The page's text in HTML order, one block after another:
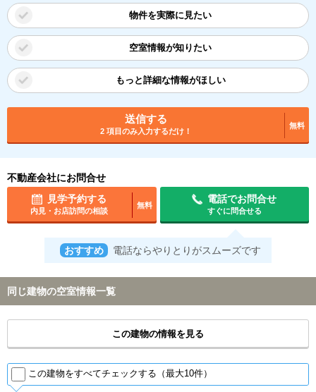
物件を実際に見たい
空室情報が知りたい
もっと詳細な情報がほしい
送信する
2 項目のみ入力するだけ！
無料
不動産会社にお問合せ
見学予約する
内見・お店訪問の相談
無料
電話でお問合せ
すぐに問合せる
おすすめ 電話ならやりとりがスムーズです
同じ建物の空室情報一覧
この建物の情報を見る
この建物をすべてチェックする（最大10件）